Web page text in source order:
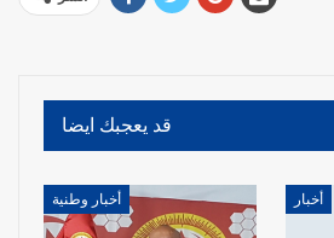
قد يعجبك ايضا
أخبار وطنية أخبار